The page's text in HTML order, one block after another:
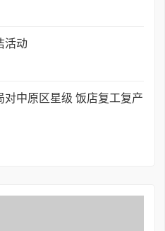
活动
中原区星级 饭店复工复产